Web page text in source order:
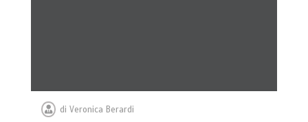
diVeronica Berardi